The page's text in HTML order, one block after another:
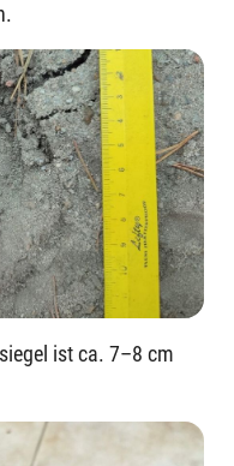
ist ca. 7–8 cm